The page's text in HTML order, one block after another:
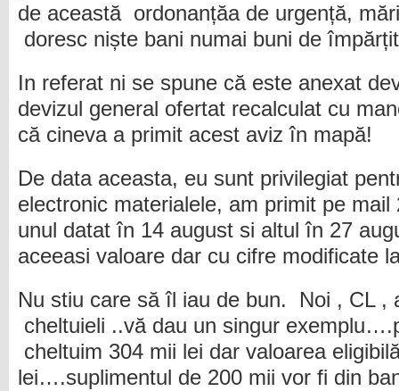
de această ordonanțăa de urgență,
doresc niște bani numai buni de
In referat ni se spune că este anexat
devizul general ofertat recalculat cu
că cineva a primit acest aviz în mapă!
De data aceasta, eu sunt privilegiat
electronic materialele, am primit pe
unul datat în 14 august si altul în 27
aceeasi valoare dar cu cifre modificate
Nu stiu care să îl iau de bun. Noi , CL ,
cheltuieli ..vă dau un singur
cheltuim 304 mii lei dar valoarea
lei….suplimentul de 200 mii vor fi din